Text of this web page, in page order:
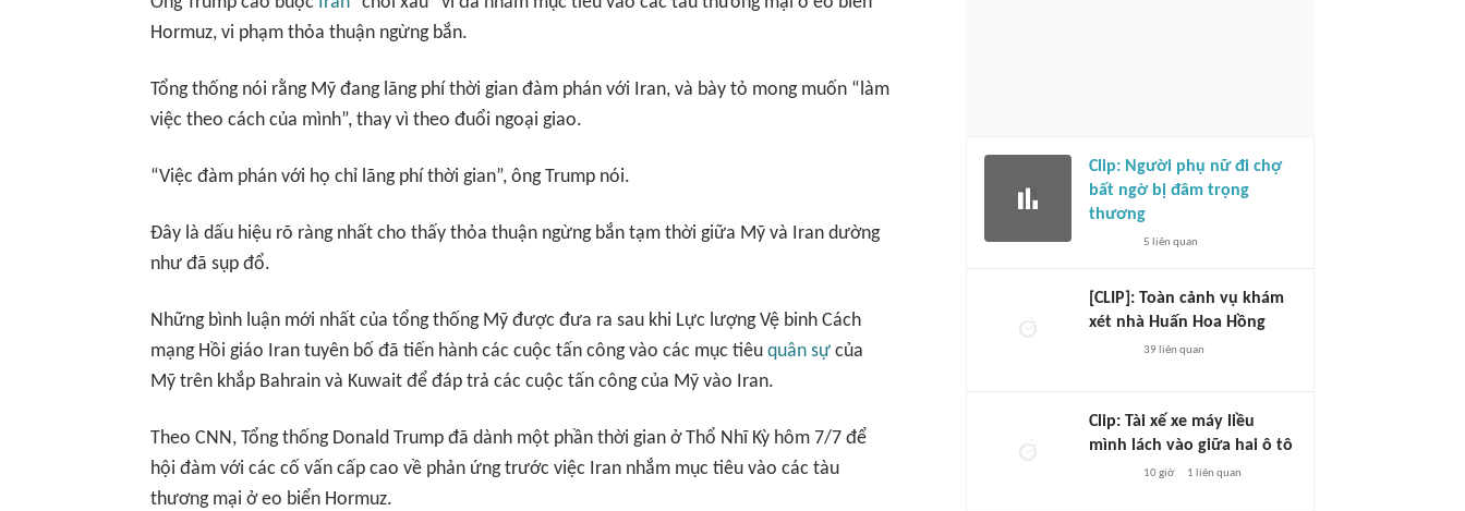
Hormuz, vi phạm thỏa thuận ngừng bắn.
Tổng thống nói rằng Mỹ đang lãng phí thời gian đàm phán với Iran, và bày tỏ mong muốn “làm
việc theo cách của mình”, thay vì theo đuổi ngoại giao.
“Việc đàm phán với họ chỉ lãng phí thời gian”, ông Trump nói.
Đây là dấu hiệu rõ ràng nhất cho thấy thỏa thuận ngừng bắn tạm thời giữa Mỹ và Iran dường
như đã sụp đổ.
Những bình luận mới nhất của tổng thống Mỹ được đưa ra sau khi Lực lượng Vệ binh Cách
mạng Hồi giáo Iran tuyên bố đã tiến hành các cuộc tấn công vào các mục tiêu quân sự của
Mỹ trên khắp Bahrain và Kuwait để đáp trả các cuộc tấn công của Mỹ vào Iran.
Theo CNN, Tổng thống Donald Trump đã dành một phần thời gian ở Thổ Nhĩ Kỳ hôm 7/7 để
hội đàm với các cố vấn cấp cao về phản ứng trước việc Iran nhắm mục tiêu vào các tàu
thương mại ở eo biển Hormuz.
Clip: Người phụ nữ đi chợ
bất ngờ bị đâm trọng
thương
5 liên quan
[CLIP]: Toàn cảnh vụ khám
xét nhà Huấn Hoa Hồng
39 liên quan
Clip: Tài xế xe máy liều
mình lách vào giữa hai ô tô
10 giờ 1 liên quan